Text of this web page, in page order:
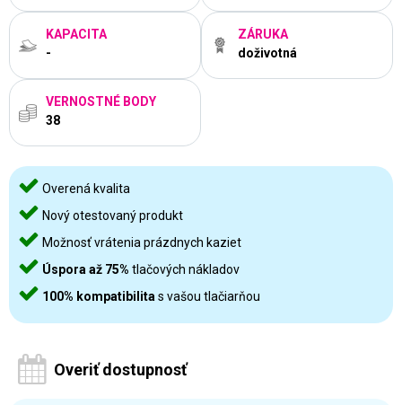
KAPACITA
-
ZÁRUKA
doživotná
VERNOSTNÉ BODY
38
Overená kvalita
Nový otestovaný produkt
Možnosť vrátenia prázdnych kaziet
Úspora až 75% tlačových nákladov
100% kompatibilita s vašou tlačiarňou
Overiť dostupnosť